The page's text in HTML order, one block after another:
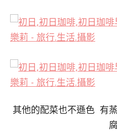
其他的配菜也不遜色 有
腐